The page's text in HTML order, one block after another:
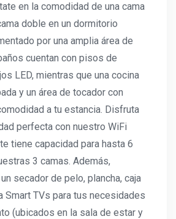
en la comodidad de una cama
doble en un dormitorio
por una amplia área de
cuentan con pisos de
LED, mientras que una cocina
y un área de tocador con
a tu estancia. Disfruta
perfecta con nuestro WiFi
tiene capacidad para hasta 6
3 camas. Además,
secador de pelo, plancha, caja
Smart TVs para tus necesidades
(ubicados en la sala de estar y